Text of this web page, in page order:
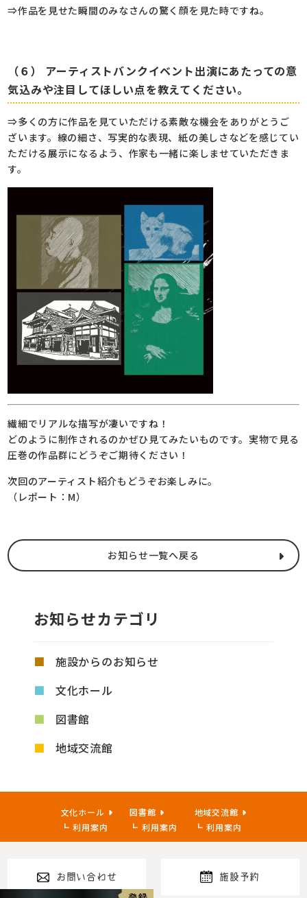
⇒作品を見せた瞬間のみなさんの驚く顔を見た時ですね。
（６） アーティストバンクイベント出演にあたっての意
気込みや注目してほしい点を教えてください。
⇒多くの方に作品を見ていただける素敵な機会をありがとうご
ざいます。線の細さ、写実的な表現、紙の美しさなどを感じてい
ただける展示になるよう、作家も一緒に楽しませていただきま
す。
繊細でリアルな描写が凄いですね！
どのように制作されるのかぜひ見てみたいものです。実物で見る
圧巻の作品群にどうぞご期待ください！
次回のアーティスト紹介もどうぞお楽しみに。
（レポート：M）
お知らせ一覧へ戻る
お知らせカテゴリ
施設からのお知らせ
文化ホール
図書館
地域交流館
文化ホール
利用案内
図書館
利用案内
地域交流館
利用案内
お問い合わせ 施設予約